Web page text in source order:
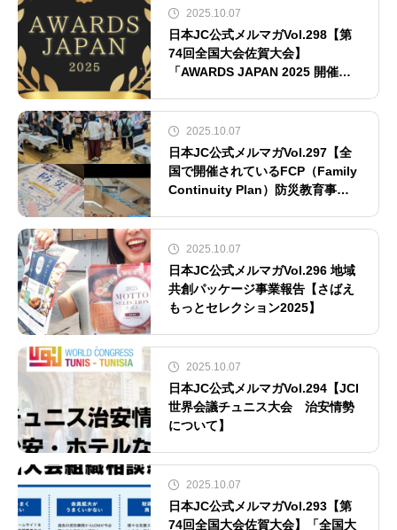
2025.10.07
日本JC公式メルマガVol.298【第
74回全国大会佐賀大会】
「AWARDS JAPAN 2025 開催案
2025.10.07
日本JC公式メルマガVol.297【全
国で開催されているFCP（Family
Continuity Plan）防災教育事業
2025.10.07
日本JC公式メルマガVol.296 地域
共創パッケージ事業報告【さばえ
もっとセレクション2025】
2025.10.07
日本JC公式メルマガVol.294【JCI
世界会議チュニス大会 治安情勢
について】
2025.10.07
日本JC公式メルマガVol.293【第
74回全国大会佐賀大会】「全国大